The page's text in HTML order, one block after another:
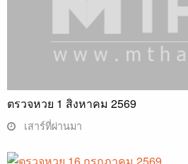
ตรวจหวย 1 สิงหาคม 2569
เสาร์ที่ผ่านมา